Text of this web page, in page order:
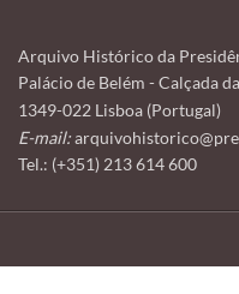
Arquivo Histórico da
Palácio de Belém - Calçada
1349-022 Lisboa (Portugal)
E-mail:
Tel.: (+351) 213 614 600